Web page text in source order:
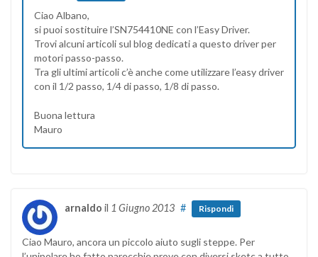
Ciao Albano,
si puoi sostituire l’SN754410NE con l’Easy Driver.
Trovi alcuni articoli sul blog dedicati a questo driver per
motori passo-passo.
Tra gli ultimi articoli c’è anche come utilizzare l’easy driver
con il 1/2 passo, 1/4 di passo, 1/8 di passo.
Buona lettura
Mauro
arnaldo il 1 Giugno 2013 # Rispondi
Ciao Mauro, ancora un piccolo aiuto sugli steppe. Per